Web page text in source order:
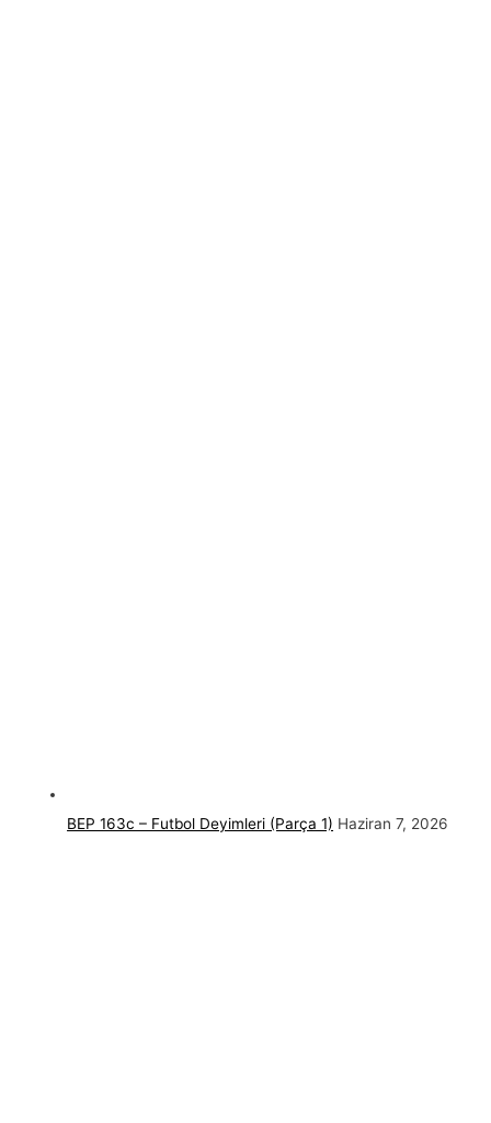
BEP 163c – Futbol Deyimleri (Parça 1) Haziran 7, 2026